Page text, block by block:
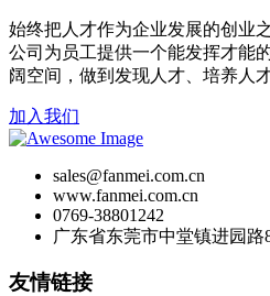
始终把人才作为企业发展的创业
公司为员工提供一个能发挥才能
阔空间，做到发现人才、培养人
加入我们
sales@fanmei.com.cn
www.fanmei.com.cn
0769-38801242
广东省东莞市中堂镇进园
友情链接